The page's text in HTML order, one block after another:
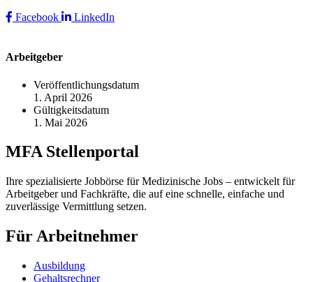
Facebook
LinkedIn
Arbeitgeber
Veröffentlichungsdatum
1. April 2026
Gültigkeitsdatum
1. Mai 2026
MFA Stellenportal
Ihre spezialisierte Jobbörse für Medizinische Jobs – entwickelt für
Arbeitgeber und Fachkräfte, die auf eine schnelle, einfache und
zuverlässige Vermittlung setzen.
Für Arbeitnehmer
Ausbildung
Gehaltsrechner